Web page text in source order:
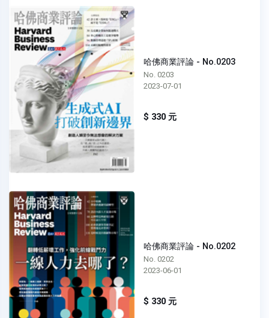
哈佛商業評論 - No.0203
No. 0203
2023-07-01
$ 330 元
哈佛商業評論 - No.0202
No. 0202
2023-06-01
$ 330 元